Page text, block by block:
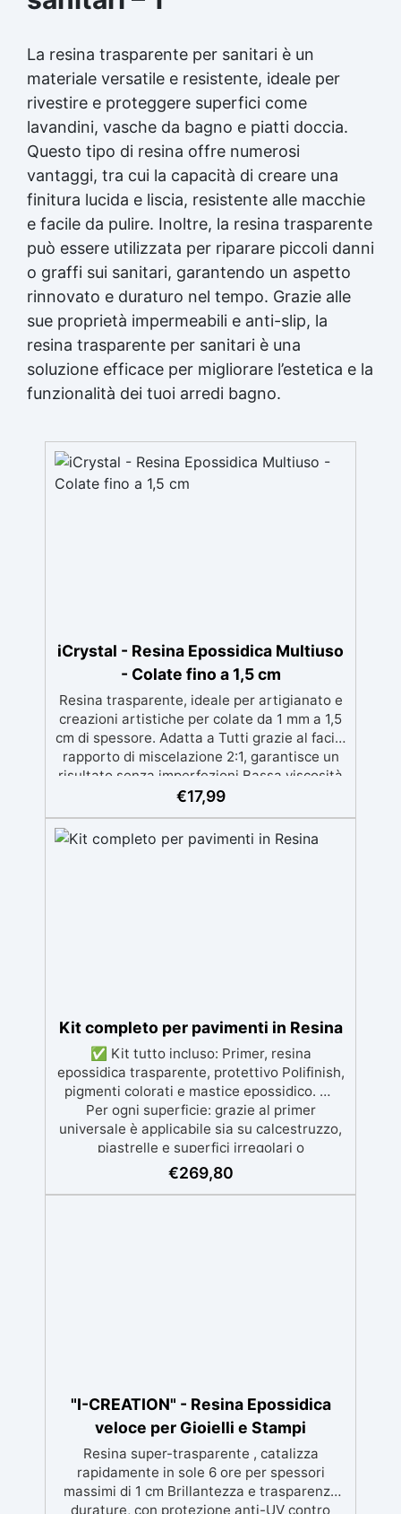
La resina trasparente per sanitari è un
materiale versatile e resistente, ideale per
rivestire e proteggere superfici come
lavandini, vasche da bagno e piatti doccia.
Questo tipo di resina offre numerosi
vantaggi, tra cui la capacità di creare una
finitura lucida e liscia, resistente alle macchie
e facile da pulire. Inoltre, la resina trasparente
può essere utilizzata per riparare piccoli danni
o graffi sui sanitari, garantendo un aspetto
rinnovato e duraturo nel tempo. Grazie alle
sue proprietà impermeabili e anti-slip, la
resina trasparente per sanitari è una
soluzione efficace per migliorare l’estetica e la
funzionalità dei tuoi arredi bagno.
iCrystal - Resina Epossidica Multiuso
- Colate fino a 1,5 cm
Resina trasparente, ideale per artigianato e
creazioni artistiche per colate da 1 mm a 1,5
cm di spessore. Adatta a Tutti grazie al facile
rapporto di miscelazione 2:1, garantisce un
risultato senza imperfezioni Bassa viscosità
per colate senza bolle, compatibile con
materiali. Certificata post-catalisi atossica e
sicura per il contatto con la pelle, Bpa Free e
€17,99
Kit completo per pavimenti in Resina
✅ Kit tutto incluso: Primer, resina
epossidica trasparente, protettivo Polifinish,
pigmenti colorati e mastice epossidico. ✅
Per ogni superficie: grazie al primer
universale è applicabile sia su calcestruzzo,
piastrelle e superfici irregolari o
danneggiate. ✅ Facile da applicare: Video
Guida completa inclusa, 3 semplici passaggi,
€269,80
"I-CREATION" - Resina Epossidica
veloce per Gioielli e Stampi
Resina super-trasparente , catalizza
rapidamente in sole 6 ore per spessori
massimi di 1 cm Brillantezza e trasparenza
durature, con protezione anti-UV contro